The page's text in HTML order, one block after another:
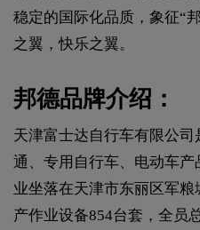
稳定的国际化品质，象征“
之翼，快乐之翼。
邦德品牌介绍：
天津富士达自行车有限公
通、专用自行车、电动车
业坐落在天津市东丽区军
产作业设备854台套，全员